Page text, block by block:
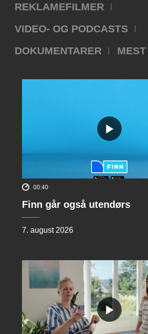
REKLAMEFILMER
VIDEO- OG PODCASTS
DOKUMENTARER
00:40
Finn går også utendørs
7. august 2026